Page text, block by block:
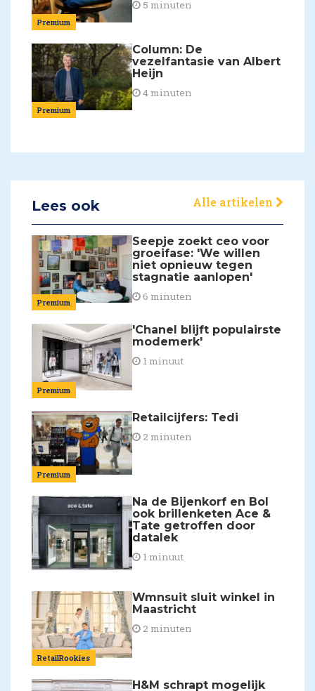
Premium
5 minuten
Premium
Column: De
vezelfantasie van Albert
Heijn
4 minuten
Lees ook Alle artikelen
Premium
Seepje zoekt ceo voor
groeifase: 'We willen
niet opnieuw tegen
stagnatie aanlopen'
6 minuten
Premium
'Chanel blijft populairste
modemerk'
1 minuut
Premium
Retailcijfers: Tedi
2 minuten
Na de Bijenkorf en Bol
ook brillenketen Ace &
Tate getroffen door
datalek
1 minuut
RetailRookies
Wmnsuit sluit winkel in
Maastricht
2 minuten
H&M schrapt mogelijk